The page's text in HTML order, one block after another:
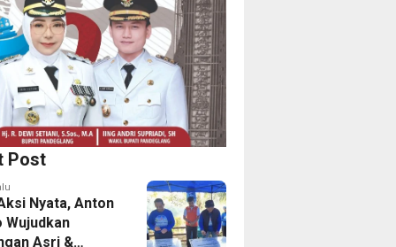
Post
Nyata, Anton
Wujudkan
Asri &